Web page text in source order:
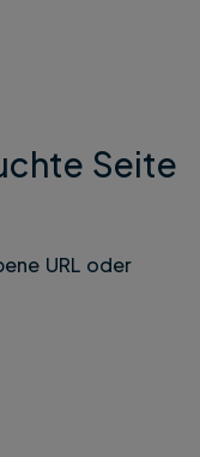
Seite
URL oder